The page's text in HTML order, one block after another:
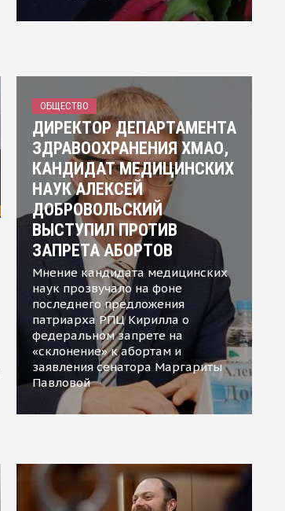
ОБЩЕСТВО
ДИРЕКТОР ДЕПАРТАМЕНТА
ЗДРАВООХРАНЕНИЯ ХМАО,
КАНДИДАТ МЕДИЦИНСКИХ
НАУК АЛЕКСЕЙ
ДОБРОВОЛЬСКИЙ
ВЫСТУПИЛ ПРОТИВ
ЗАПРЕТА АБОРТОВ
Мнение кандидата медицинских
наук прозвучало на фоне
последнего предложения
патриарха РПЦ Кирилла о
федеральном запрете на
«склонение» к абортам и
заявления сенатора Маргариты
Павловой